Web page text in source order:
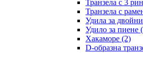
Транзела с 3
Транзела с
Удила за
Удило за пиене
Хакаморе (2)
D-образна